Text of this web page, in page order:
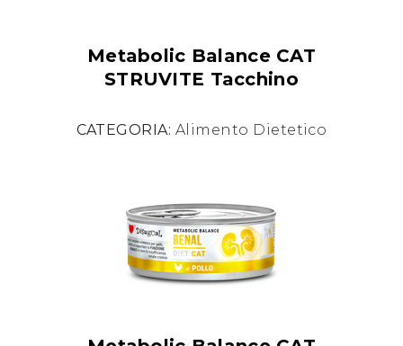
Metabolic Balance CAT
STRUVITE Tacchino
CATEGORIA: Alimento Dietetico